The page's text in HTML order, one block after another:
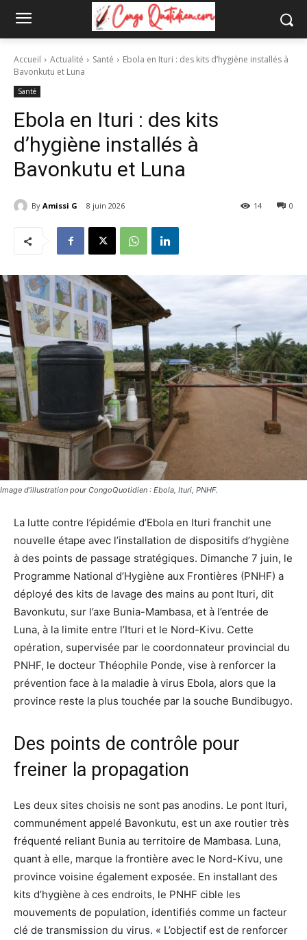
Accueil Actualité Santé
Ebola en Ituri : des kits d’hygiène installés à
Bavonkutu et Luna
Santé
Ebola en Ituri : des kits
d’hygiène installés à
Bavonkutu et Luna
By Amissi G 8 juin 2026 0
14
Image d'illustration pour CongoQuotidien : Ebola, Ituri, PNHF.
La lutte contre l’épidémie d’Ebola en Ituri franchit une
nouvelle étape avec l’installation de dispositifs d’hygiène
à des points de passage stratégiques. Dimanche 7 juin, le
Programme National d’Hygiène aux Frontières (PNHF) a
déployé des kits de lavage des mains au pont Ituri, dit
Bavonkutu, sur l’axe Bunia-Mambasa, et à l’entrée de
Luna, à la limite entre l’Ituri et le Nord-Kivu. Cette
opération, supervisée par le coordonnateur provincial du
PNHF, le docteur Théophile Ponde, vise à renforcer la
prévention face à la maladie à virus Ebola, alors que la
province reste la plus touchée par la souche Bundibugyo.
Des points de contrôle pour
freiner la propagation
Les deux sites choisis ne sont pas anodins. Le pont Ituri,
communément appelé Bavonkutu, est un axe routier très
fréquenté reliant Bunia au territoire de Mambasa. Luna,
quant à elle, marque la frontière avec le Nord-Kivu, une
province voisine également exposée. En installant des
kits d’hygiène à ces endroits, le PNHF cible les
mouvements de population, identifiés comme un facteur
clé de transmission du virus. « L’objectif est de renforcer